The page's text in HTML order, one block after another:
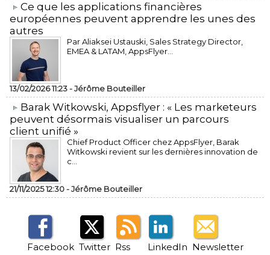
​Ce que les applications financières
européennes peuvent apprendre les unes des
autres
Par Aliaksei Ustauski, Sales Strategy Director,
EMEA & LATAM, AppsFlyer...
13/02/2026 11:23 -Jérôme Bouteiller
​Barak Witkowski, Appsflyer : « Les marketeurs
peuvent désormais visualiser un parcours
client unifié »
Chief Product Officer chez AppsFlyer, ​Barak
Witkowski revient sur les dernières innovation de
c...
21/11/2025 12:30 -Jérôme Bouteiller
Facebook Twitter Rss LinkedIn Newsletter